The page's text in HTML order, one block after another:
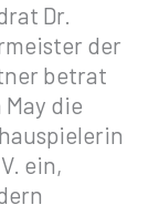
Dr.
der
betrat
die
ein,